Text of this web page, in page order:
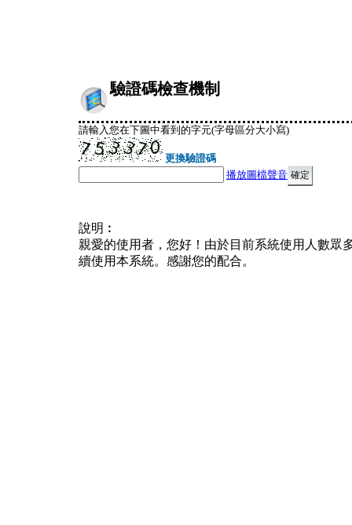
驗證碼檢查機制
請輸入您在下圖中看到的字元(字母區分大小寫)
更換驗證碼
播放圖檔聲音
說明︰
親愛的使用者，您好！由於目前系統使用人數眾
續使用本系統。感謝您的配合。